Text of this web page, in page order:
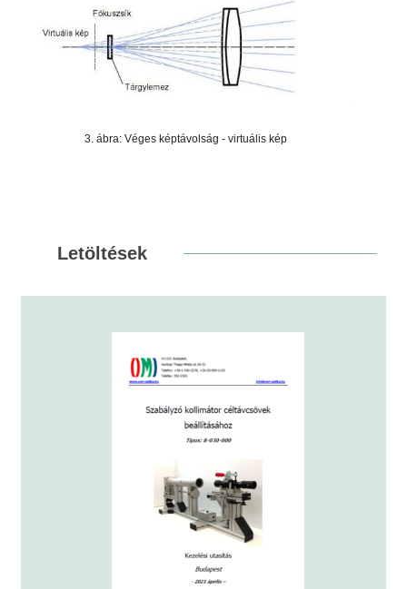
3. ábra: Véges képtávolság - virtuális kép
Letöltések